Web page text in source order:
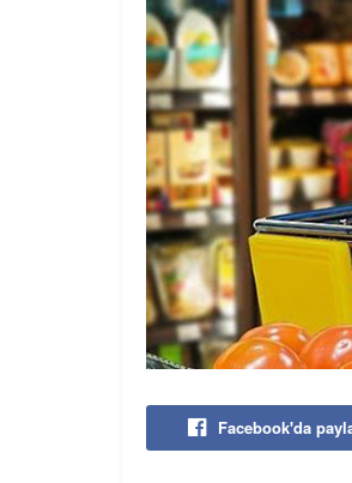
Facebook'da